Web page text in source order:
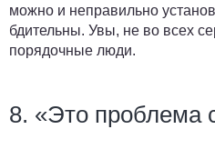
можно и неправильно
бдительны. Увы, не во всех
порядочные люди.
8. «Это проблема